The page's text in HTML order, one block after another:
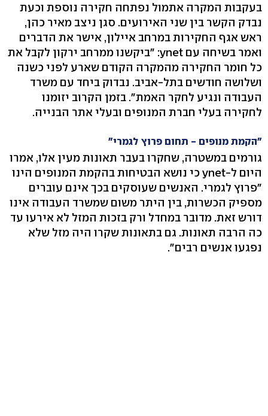
בעקבות המקרה אתמול נפתחה חקירה נוספת וכעת
נבדק הקשר בין שני האירועים. סגן ניצב מאיר כהן,
ראש אגף החקירות במרחב איילון, אישר את הדברים
ואמר בשיחה עם ynet: "ביקשנו ממרחב ירקון לקבל את
כל חומר החקירה מהמקרה הקודם שארע לפני כשנה
ושלושה חודשים בתל-אביב. נבדוק ביחד עם משרד
העבודה ונגיע לחקר האמת". בזמן הקרוב יזומנו
לחקירה בעלי חברת המנופים ובעלי אתר הבנייה.
"הקמת מנופים - תחום פרוץ לגמרי"
גורמים במשטרה, שחקרו בעבר תאונות מעין אלו, אמרו
היום ל-ynet כי נושא הבטיחות בהקמת המנופים הינו
"פרוץ לגמרי. האנשים שעוסקים בכך אינם עוברים
מספיק הכשרות, בין היתר משום שמשרד העבודה אינו
דורש זאת. מדובר במחדל ורק בזכות המזל לא אירעו עד
כה הרבה תאונות. גם בתאונות שקרו היה מזל שלא
נפגעו אנשים רבים".